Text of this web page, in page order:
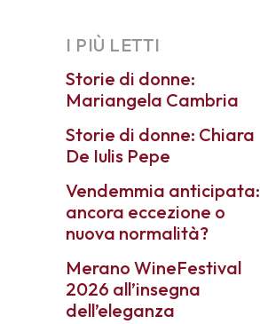
I PIÙ LETTI
Storie di donne:
Mariangela Cambria
Storie di donne: Chiara
De Iulis Pepe
Vendemmia anticipata:
ancora eccezione o
nuova normalità?
Merano WineFestival
2026 all’insegna
dell’eleganza